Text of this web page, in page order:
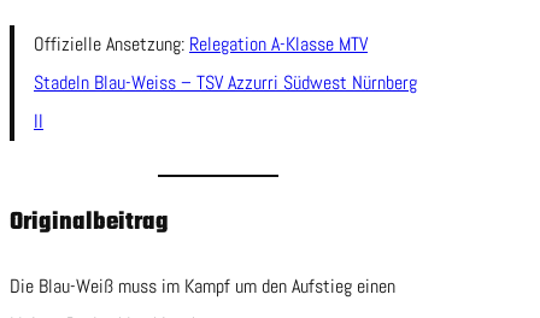
Offizielle Ansetzung: Relegation A-Klasse MTV
Stadeln Blau-Weiss – TSV Azzurri Südwest Nürnberg
II
Originalbeitrag
Die Blau-Weiß muss im Kampf um den Aufstieg einen